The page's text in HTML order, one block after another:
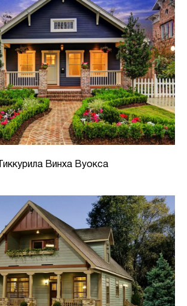
Тиккурила Винха Вуокса